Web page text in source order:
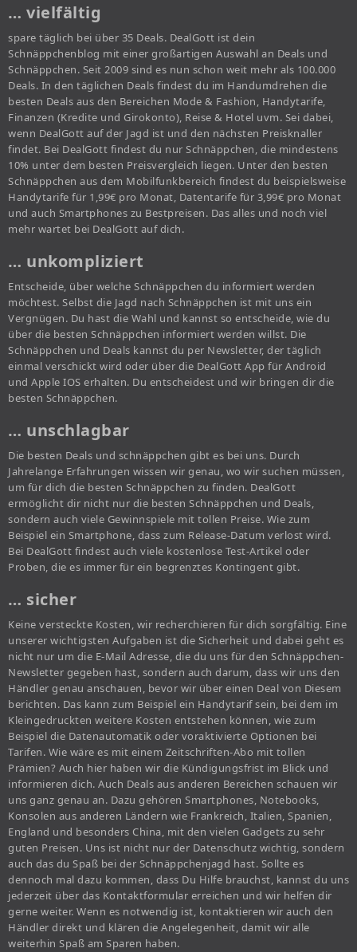
… vielfältig
spare täglich bei über 35 Deals. DealGott ist dein
Schnäppchenblog mit einer großartigen Auswahl an Deals und
Schnäppchen. Seit 2009 sind es nun schon weit mehr als 100.000
Deals. In den täglichen Deals findest du im Handumdrehen die
besten Deals aus den Bereichen Mode & Fashion, Handytarife,
Finanzen (Kredite und Girokonto), Reise & Hotel uvm. Sei dabei,
wenn DealGott auf der Jagd ist und den nächsten Preisknaller
findet. Bei DealGott findest du nur Schnäppchen, die mindestens
10% unter dem besten Preisvergleich liegen. Unter den besten
Schnäppchen aus dem Mobilfunkbereich findest du beispielsweise
Handytarife für 1,99€ pro Monat, Datentarife für 3,99€ pro Monat
und auch Smartphones zu Bestpreisen. Das alles und noch viel
mehr wartet bei DealGott auf dich.
… unkompliziert
Entscheide, über welche Schnäppchen du informiert werden
möchtest. Selbst die Jagd nach Schnäppchen ist mit uns ein
Vergnügen. Du hast die Wahl und kannst so entscheide, wie du
über die besten Schnäppchen informiert werden willst. Die
Schnäppchen und Deals kannst du per Newsletter, der täglich
einmal verschickt wird oder über die DealGott App für Android
und Apple IOS erhalten. Du entscheidest und wir bringen dir die
besten Schnäppchen.
… unschlagbar
Die besten Deals und schnäppchen gibt es bei uns. Durch
Jahrelange Erfahrungen wissen wir genau, wo wir suchen müssen,
um für dich die besten Schnäppchen zu finden. DealGott
ermöglicht dir nicht nur die besten Schnäppchen und Deals,
sondern auch viele Gewinnspiele mit tollen Preise. Wie zum
Beispiel ein Smartphone, dass zum Release-Datum verlost wird.
Bei DealGott findest auch viele kostenlose Test-Artikel oder
Proben, die es immer für ein begrenztes Kontingent gibt.
… sicher
Keine versteckte Kosten, wir recherchieren für dich sorgfältig. Eine
unserer wichtigsten Aufgaben ist die Sicherheit und dabei geht es
nicht nur um die E-Mail Adresse, die du uns für den Schnäppchen-
Newsletter gegeben hast, sondern auch darum, dass wir uns den
Händler genau anschauen, bevor wir über einen Deal von Diesem
berichten. Das kann zum Beispiel ein Handytarif sein, bei dem im
Kleingedruckten weitere Kosten entstehen können, wie zum
Beispiel die Datenautomatik oder voraktivierte Optionen bei
Tarifen. Wie wäre es mit einem Zeitschriften-Abo mit tollen
Prämien? Auch hier haben wir die Kündigungsfrist im Blick und
informieren dich. Auch Deals aus anderen Bereichen schauen wir
uns ganz genau an. Dazu gehören Smartphones, Notebooks,
Konsolen aus anderen Ländern wie Frankreich, Italien, Spanien,
England und besonders China, mit den vielen Gadgets zu sehr
guten Preisen. Uns ist nicht nur der Datenschutz wichtig, sondern
auch das du Spaß bei der Schnäppchenjagd hast. Sollte es
dennoch mal dazu kommen, dass Du Hilfe brauchst, kannst du uns
jederzeit über das Kontaktformular erreichen und wir helfen dir
gerne weiter. Wenn es notwendig ist, kontaktieren wir auch den
Händler direkt und klären die Angelegenheit, damit wir alle
weiterhin Spaß am Sparen haben.